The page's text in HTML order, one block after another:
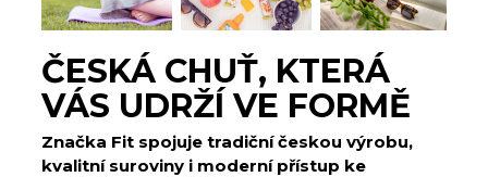
ČESKÁ CHUŤ, KTERÁ
VÁS UDRŽÍ VE FORMĚ
Značka Fit spojuje tradiční českou výrobu,
kvalitní suroviny i moderní přístup ke